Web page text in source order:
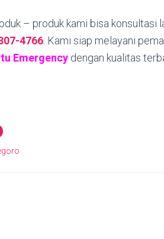
– produk kami bisa konsultasi
4766 Kami siap melayani
Emergency dengan kualitas